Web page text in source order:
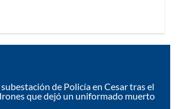
de Policía en Cesar tras el
que dejó un uniformado muerto